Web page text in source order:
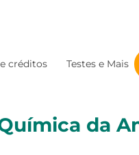
créditos Testes e Mais
da